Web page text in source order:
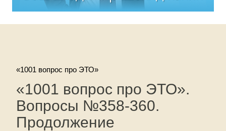
«1001 вопрос про ЭТО»
«1001 вопрос про ЭТО».
Вопросы №358-360.
Продолжение